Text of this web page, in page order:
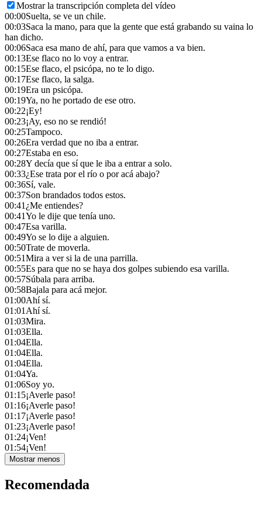
Mostrar la transcripción completa del vídeo
00:00Suelta, se ve un chile.
00:03Saca la mano, para que la gente que está grabando su vaina lo
han dicho.
00:06Saca esa mano de ahí, para que vamos a va bien.
00:13Ese flaco no lo voy a entrar.
00:15Ese flaco, el psicópa, no te lo digo.
00:17Ese flaco, la salga.
00:19Era un psicópa.
00:19Ya, no he portado de ese otro.
00:22¡Ey!
00:23¡Ay, eso no se rendió!
00:25Tampoco.
00:26Era verdad que no iba a entrar.
00:27Estaba en eso.
00:28Y decía que sí que le iba a entrar a solo.
00:33¿Ese trata por el río o por acá abajo?
00:36Sí, vale.
00:37Son brandados todos estos.
00:41¿Me entiendes?
00:41Yo le dije que tenía uno.
00:47Esa varilla.
00:49Yo se lo dije a alguien.
00:50Trate de moverla.
00:51Mira a ver si la de una parrilla.
00:55Es para que no se haya dos golpes subiendo esa varilla.
00:57Súbala para arriba.
00:58Bajala para acá mejor.
01:00Ahí sí.
01:01Ahí sí.
01:03Mira.
01:03Ella.
01:04Ella.
01:04Ella.
01:04Ella.
01:04Ya.
01:06Soy yo.
01:15¡Averle paso!
01:16¡Averle paso!
01:17¡Averle paso!
01:23¡Averle paso!
01:24¡Ven!
01:54¡Ven!
Mostrar menos
Recomendada